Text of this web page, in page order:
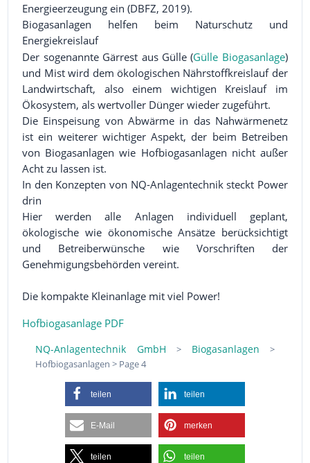
Energieerzeugung ein (DBFZ, 2019).
Biogasanlagen helfen beim Naturschutz und
Energiekreislauf
Der sogenannte Gärrest aus Gülle (Gülle Biogasanlage)
und Mist wird dem ökologischen Nährstoffkreislauf der
Landwirtschaft, also einem wichtigen Kreislauf im
Ökosystem, als wertvoller Dünger wieder zugeführt.
Die Einspeisung von Abwärme in das Nahwärmenetz
ist ein weiterer wichtiger Aspekt, der beim Betreiben
von Biogasanlagen wie Hofbiogasanlagen nicht außer
Acht zu lassen ist.
In den Konzepten von NQ-Anlagentechnik steckt Power
drin
Hier werden alle Anlagen individuell geplant,
ökologische wie ökonomische Ansätze berücksichtigt
und Betreiberwünsche wie Vorschriften der
Genehmigungsbehörden vereint.
Die kompakte Kleinanlage mit viel Power!
Hofbiogasanlage PDF
NQ-Anlagentechnik GmbH > Biogasanlagen >
Hofbiogasanlagen > Page 4
teilen teilen
E-Mail merken
teilen teilen